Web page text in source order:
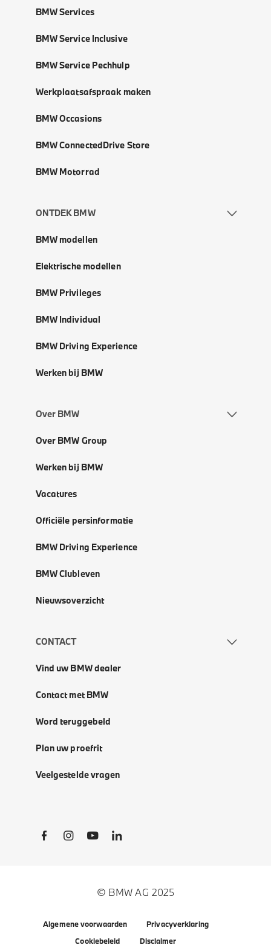
BMW Services
BMW Service Inclusive
BMW Service Pechhulp
Werkplaatsafspraak maken
BMW Occasions
BMW ConnectedDrive Store
BMW Motorrad
ONTDEK BMW
BMW modellen
Elektrische modellen
BMW Privileges
BMW Individual
BMW Driving Experience
Werken bij BMW
Over BMW
Over BMW Group
Werken bij BMW
Vacatures
Officiële persinformatie
BMW Driving Experience
BMW Clubleven
Nieuwsoverzicht
CONTACT
Vind uw BMW dealer
Contact met BMW
Word teruggebeld
Plan uw proefrit
Veelgestelde vragen
Social Links
© BMW AG 2025
Algemene voorwaarden
Privacyverklaring
Cookiebeleid
Disclaimer